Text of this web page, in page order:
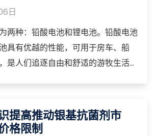
日
两种：铅酸电池和锂电池。铅酸电池
具有优越的性能，可用于房车、船
是人们追逐自由和舒适的游牧生活必
提高推动银基抗菌剂市
格限制